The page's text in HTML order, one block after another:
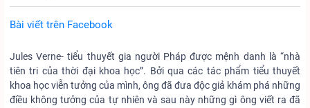
Bài viết trên Facebook
Jules Verne- tiểu thuyết gia người Pháp được mệnh danh là “nhà
tiên tri của thời đại khoa học”. Bởi qua các tác phẩm tiểu thuyết
khoa học viễn tưởng của mình, ông đã đưa độc giả khám phá những
điều không tưởng của tự nhiên và sau này những gì ông viết ra đã